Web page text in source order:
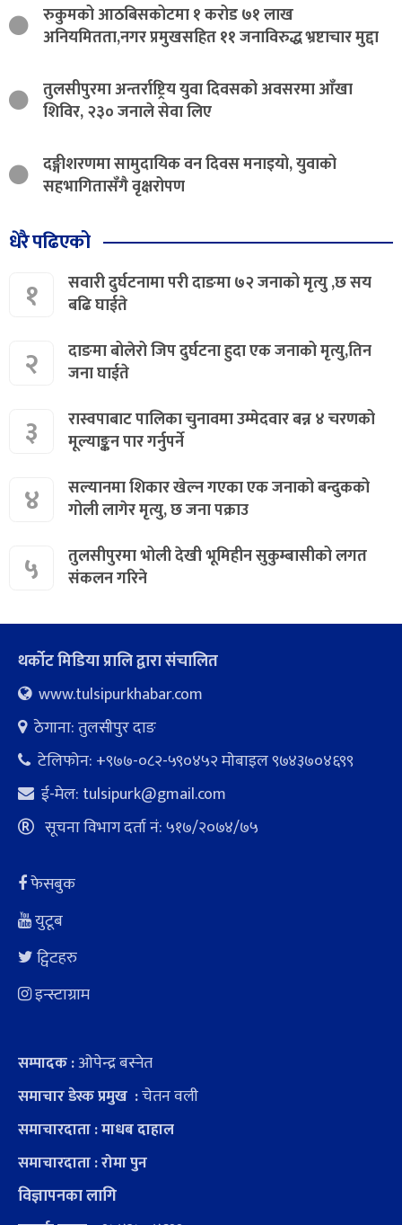
रुकुमको आठबिसकोटमा १ करोड ७१ लाख
अनियमितता,नगर प्रमुखसहित ११ जनाविरुद्ध भ्रष्टाचार मुद्दा
तुलसीपुरमा अन्तर्राष्ट्रिय युवा दिवसको अवसरमा आँखा
शिविर, २३० जनाले सेवा लिए
दङ्गीशरणमा सामुदायिक वन दिवस मनाइयो, युवाको
सहभागितासँगै वृक्षरोपण
धेरै पढिएको
१
सवारी दुर्घटनामा परी दाङमा ७२ जनाको मृत्यु ,छ सय
बढि घाईते
२
दाङमा बोलेरो जिप दुर्घटना हुदा एक जनाको मृत्यु,तिन
जना घाईते
३
रास्वपाबाट पालिका चुनावमा उम्मेदवार बन्न ४ चरणको
मूल्याङ्कन पार गर्नुपर्ने
४
सल्यानमा शिकार खेल्न गएका एक जनाको बन्दुकको
गोली लागेर मृत्यु, छ जना पक्राउ
५
तुलसीपुरमा भोली देखी भूमिहीन सुकुम्बासीको लगत
संकलन गरिने
थर्कोट मिडिया प्रालि द्वारा संचालित
www.tulsipurkhabar.com
ठेगाना: तुलसीपुर दाङ
टेलिफोन: +९७७-०८२-५९०४५२ माेबाइल ९७४३७०४६९९
ई-मेल: tulsipurk@gmail.com
सूचना विभाग दर्ता नं: ५१७/२०७४/७५
फेसबुक
युटूब
ट्विटहरु
इन्स्टाग्राम
सम्पादक :ओपेन्द्र बस्नेत
समाचार डेस्क प्रमुख :चेतन वली
समाचारदाता : माधब दाहाल
समाचारदाता : रोमा पुन
विज्ञापनका लागि